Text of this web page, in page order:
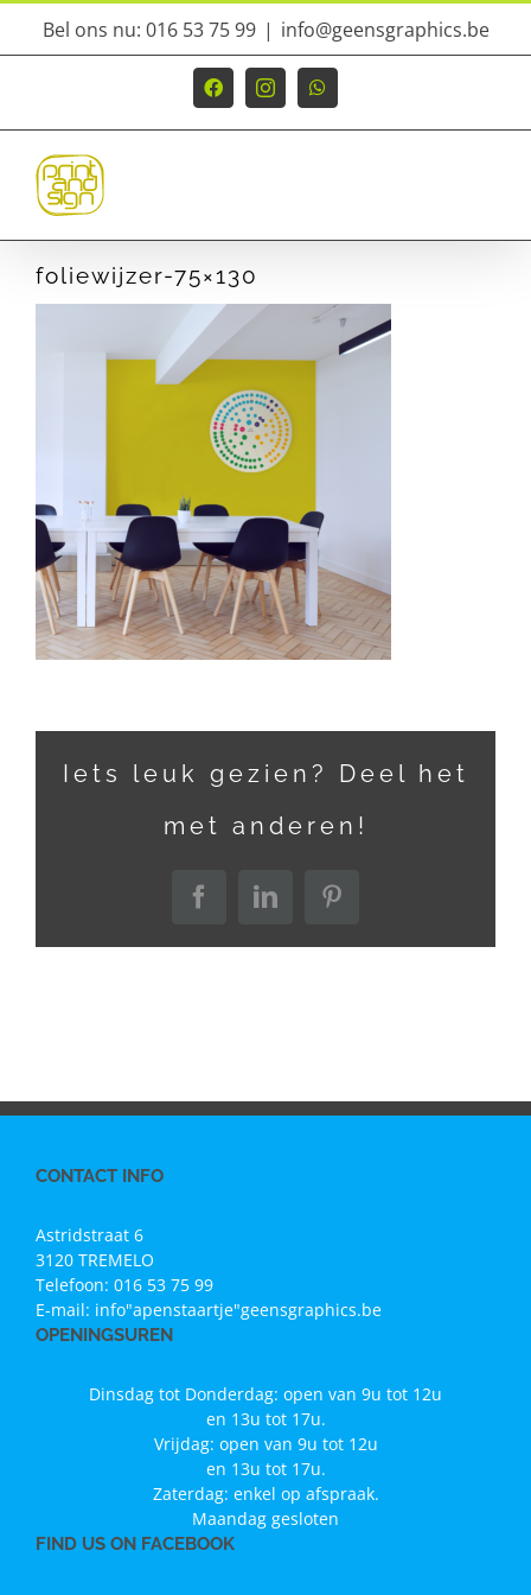
Ga
inhoud
Bel ons nu: 016 53 75 99 | info@geensgraphics.be
FacebookInstagramWhatsApp
foliewijzer-75×130
Iets leuk gezien? Deel het
met anderen!
FacebookLinkedInPinterest
CONTACT INFO
Astridstraat 6
3120 TREMELO
Telefoon: 016 53 75 99
E-mail: info"apenstaartje"geensgraphics.be
OPENINGSUREN
Dinsdag tot Donderdag: open van 9u tot 12u
en 13u tot 17u.
Vrijdag: open van 9u tot 12u
en 13u tot 17u.
Zaterdag: enkel op afspraak.
Maandag gesloten
FIND US ON FACEBOOK